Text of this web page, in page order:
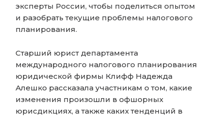
эксперты России, чтобы поделиться опытом
и разобрать текущие проблемы налогового
планирования.
Старший юрист департамента
международного налогового планирования
юридической фирмы Клифф Надежда
Алешко рассказала участникам о том, какие
изменения произошли в офшорных
юрисдикциях, а также каких тенденций в